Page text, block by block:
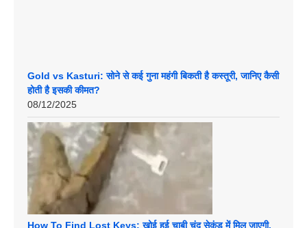
Gold vs Kasturi: सोने से कई गुना महंगी बिकती है कस्तूरी, जानिए कैसी
होती है इसकी कीमत?
08/12/2025
How To Find Lost Keys: खोई हुई चाबी चंद सेकंड में मिल जाएगी,